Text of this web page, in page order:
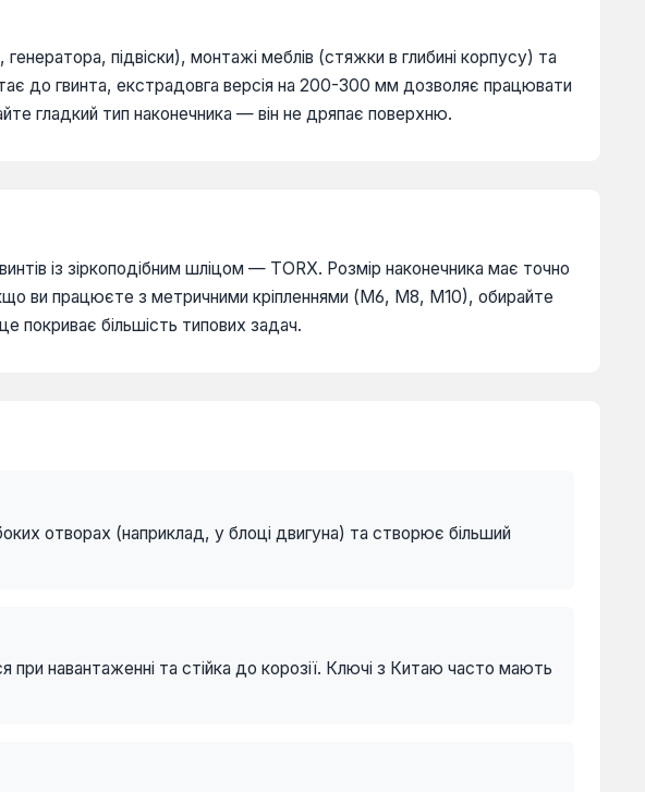
підвіски), монтажі меблів (стяжки в глибині корпусу) та
до гвинта, екстрадовга версія на 200-300 мм дозволяє працювати
гладкий тип наконечника — він не дряпає поверхню.
із зіркоподібним шліцом — TORX. Розмір наконечника має точно
ви працюєте з метричними кріпленнями (М6, М8, М10), обирайте
покриває більшість типових задач.
отворах (наприклад, у блоці двигуна) та створює більший
навантаженні та стійка до корозії. Ключі з Китаю часто мають